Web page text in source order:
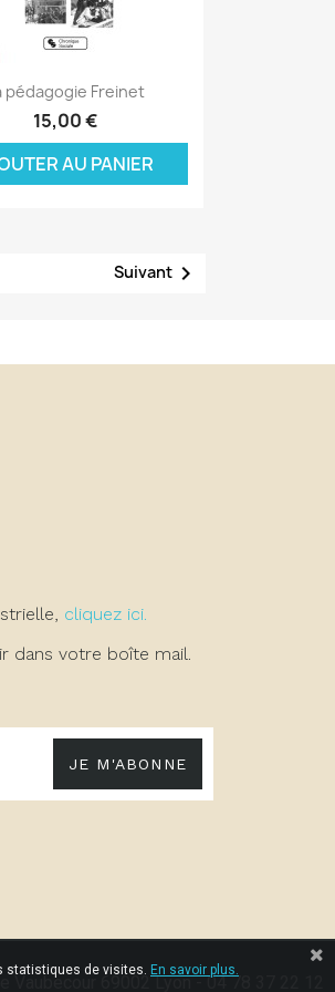
Aperçu rapide
pédagogie Freinet
15,00 €
AU PANIER
Suivant
cliquez ici.
dans votre boîte mail.
JE M'ABONNE
Vaubecour 69002 Lyon - 04 78 37 22 12
statistiques de visites. En savoir plus.